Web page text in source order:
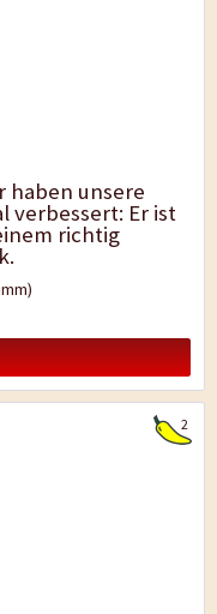
haben unsere
verbessert: Er ist
richtig
und
2